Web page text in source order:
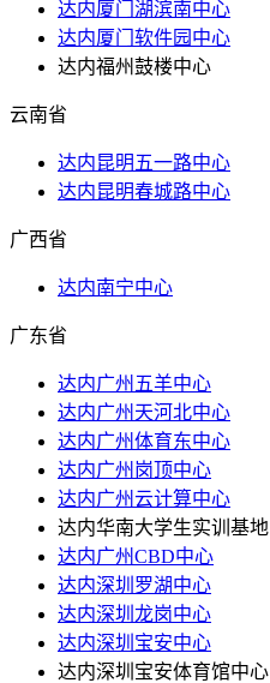
达内厦门湖滨南中心
达内厦门软件园中心
达内福州鼓楼中心
云南省
达内昆明五一路中心
达内昆明春城路中心
广西省
达内南宁中心
广东省
达内广州五羊中心
达内广州天河北中心
达内广州体育东中心
达内广州岗顶中心
达内广州云计算中心
达内华南大学生实训基地
达内广州CBD中心
达内深圳罗湖中心
达内深圳龙岗中心
达内深圳宝安中心
达内深圳宝安体育馆中心